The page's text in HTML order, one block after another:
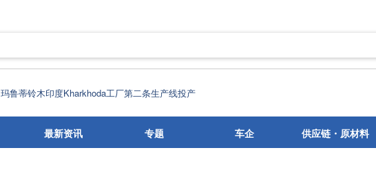
玛鲁蒂铃木印度Kharkhoda工厂第二条生产线投产
最新资讯 专题 车企 供应链・原材料